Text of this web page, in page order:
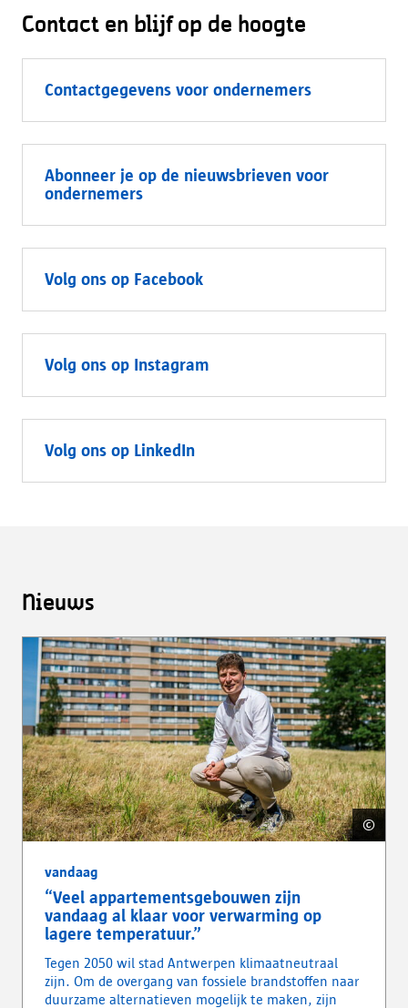
Contact en blijf op de hoogte
Contactgegevens voor ondernemers
Abonneer je op de nieuwsbrieven voor
ondernemers
Volg ons op Facebook
Volg ons op Instagram
Volg ons op LinkedIn
Nieuws
©
vandaag
“Veel appartementsgebouwen zijn
vandaag al klaar voor verwarming op
lagere temperatuur.”
Tegen 2050 wil stad Antwerpen klimaatneutraal
zijn. Om de overgang van fossiele brandstoffen naar
duurzame alternatieven mogelijk te maken, zijn